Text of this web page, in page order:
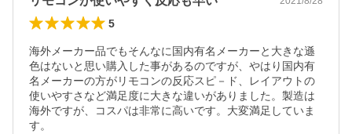
5
海外メーカー品でもそんなに国内有名メーカーと大きな遜
色はないと思い購入した事があるのですが、やはり国内有
名メーカーの方がリモコンの反応スピ－ド、レイアウトの
使いやすさなど満足度に大きな違いがありました。製造は
海外ですが、コスパは非常に高いです。大変満足していま
す。